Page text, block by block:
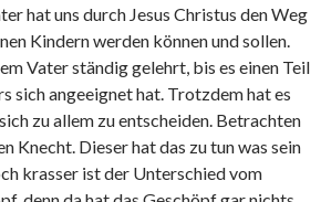
hat uns durch Jesus Christus den Weg
Kindern werden können und sollen.
Vater ständig gelehrt, bis es einen Teil
sich angeeignet hat. Trotzdem hat es
zu allem zu entscheiden. Betrachten
Knecht. Dieser hat das zu tun was sein
krasser ist der Unterschied vom